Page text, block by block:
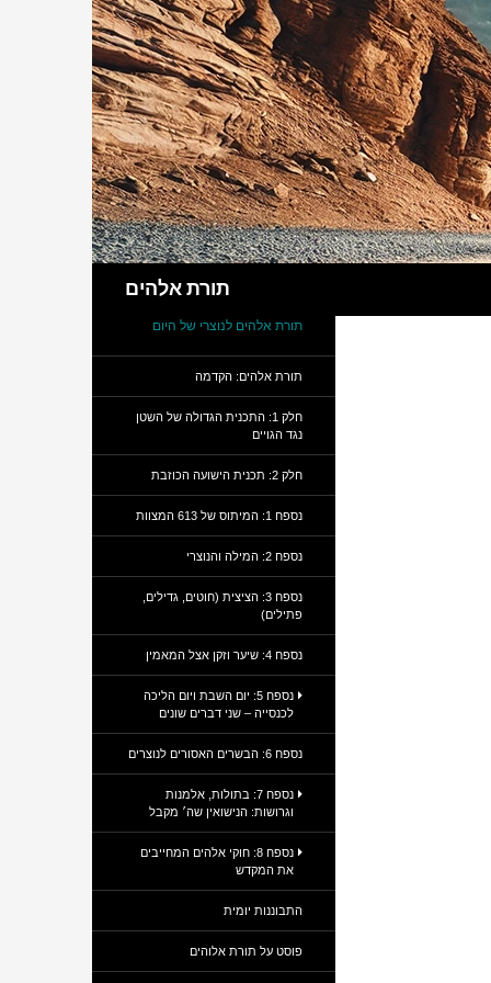
תורת אלהים
תורת אלהים לנוצרי של היום
תורת אלהים: הקדמה
חלק 1: התכנית הגדולה של השטן
נגד הגויים
חלק 2: תכנית הישועה הכוזבת
נספח 1: המיתוס של 613 המצוות
נספח 2: המילה והנוצרי
נספח 3: הציצית (חוטים, גדילים,
פתילים)
נספח 4: שיער וזקן אצל המאמין
נספח 5: יום השבת ויום הליכה
לכנסייה – שני דברים שונים
נספח 6: הבשרים האסורים לנוצרים
נספח 7: בתולות, אלמנות
וגרושות: הנישואין שה׳ מקבל
נספח 8: חוקי אלהים המחייבים
את המקדש
התבוננות יומית
פוסט על תורת אלוהים